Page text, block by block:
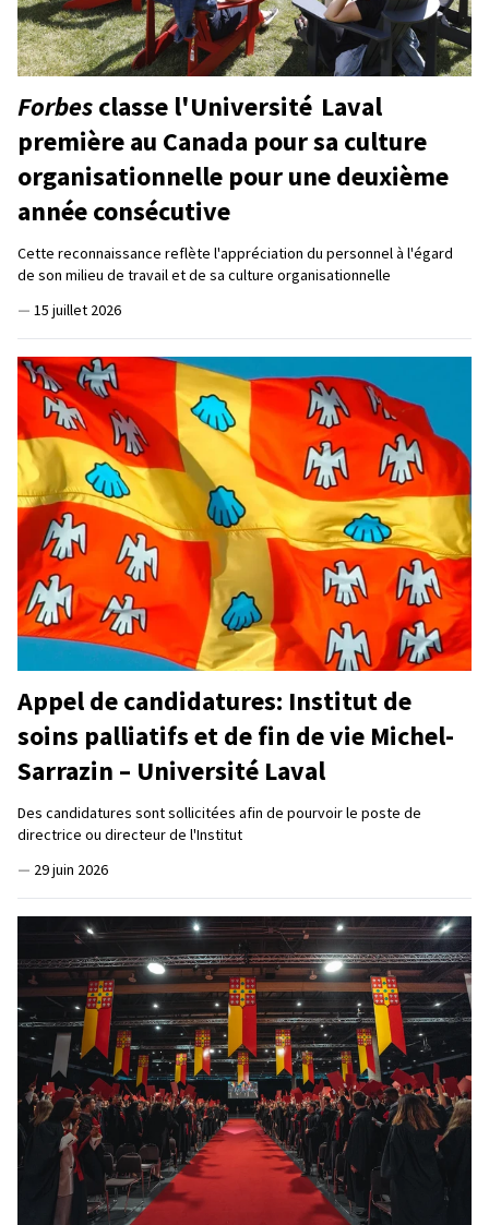
Forbesclasse l'Université Laval
première au Canada pour sa culture
organisationnelle pour une deuxième
année consécutive
Cette reconnaissance reflète l'appréciation du personnel à l'égard
de son milieu de travail et de sa culture organisationnelle
— 15 juillet 2026
Appel de candidatures: Institut de
soins palliatifs et de fin de vie Michel-
Sarrazin – Université Laval
Des candidatures sont sollicitées afin de pourvoir le poste de
directrice ou directeur de l'Institut
— 29 juin 2026